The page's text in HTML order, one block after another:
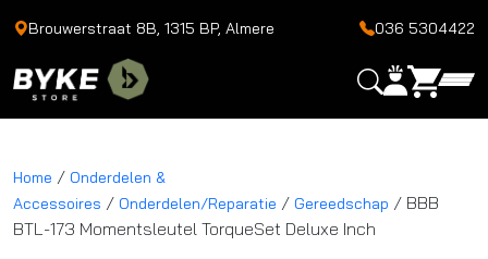
Brouwerstraat 8B, 1315 BP, Almere 036 5304422
Home / Onderdelen &
Accessoires / Onderdelen/Reparatie / Gereedschap / BBB
BTL-173 Momentsleutel TorqueSet Deluxe Inch